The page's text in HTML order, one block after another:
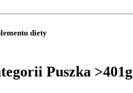
diety
Puszka >401g